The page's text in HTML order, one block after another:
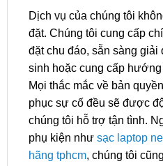
Dịch vụ của chúng tôi
đặt. Chúng tôi cung cấp
đặt chu đáo, sẵn sàng giải
sinh hoặc cung cấp
Mọi thắc mắc về bản
phục sự cố đều sẽ được
chúng tôi hỗ trợ tận tình.
phụ kiện như sạc laptop
hãng tphcm, chúng tôi